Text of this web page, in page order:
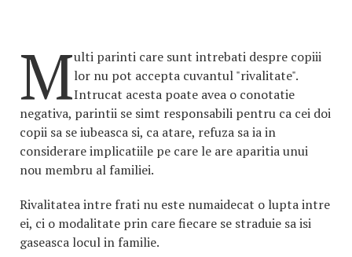
Multi parinti care sunt intrebati despre copiii
lor nu pot accepta cuvantul "rivalitate".
Intrucat acesta poate avea o conotatie
negativa, parintii se simt responsabili pentru ca cei doi
copii sa se iubeasca si, ca atare, refuza sa ia in
considerare implicatiile pe care le are aparitia unui
nou membru al familiei.
Rivalitatea intre frati nu este numaidecat o lupta intre
ei, ci o modalitate prin care fiecare se straduie sa isi
gaseasca locul in familie.